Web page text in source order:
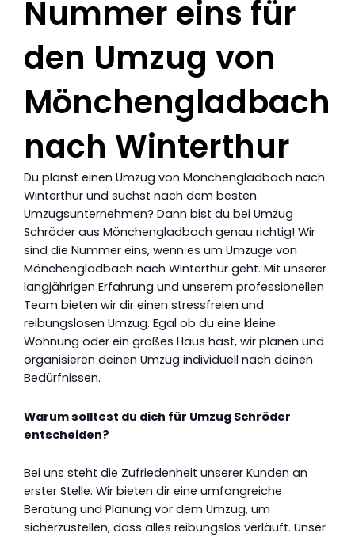
Nummer eins für
den Umzug von
Mönchengladbach
nach Winterthur
Du planst einen Umzug von Mönchengladbach nach
Winterthur und suchst nach dem besten
Umzugsunternehmen? Dann bist du bei Umzug
Schröder aus Mönchengladbach genau richtig! Wir
sind die Nummer eins, wenn es um Umzüge von
Mönchengladbach nach Winterthur geht. Mit unserer
langjährigen Erfahrung und unserem professionellen
Team bieten wir dir einen stressfreien und
reibungslosen Umzug. Egal ob du eine kleine
Wohnung oder ein großes Haus hast, wir planen und
organisieren deinen Umzug individuell nach deinen
Bedürfnissen.
Warum solltest du dich für Umzug Schröder
entscheiden?
Bei uns steht die Zufriedenheit unserer Kunden an
erster Stelle. Wir bieten dir eine umfangreiche
Beratung und Planung vor dem Umzug, um
sicherzustellen, dass alles reibungslos verläuft. Unser